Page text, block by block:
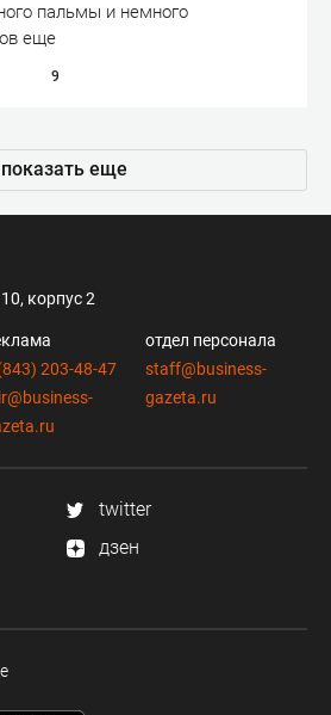
пальмы и немного
еще
9
показать еще
корпус 2
203-48-47
отдел персонала
staff@business-
gazeta.ru
twitter
дзен